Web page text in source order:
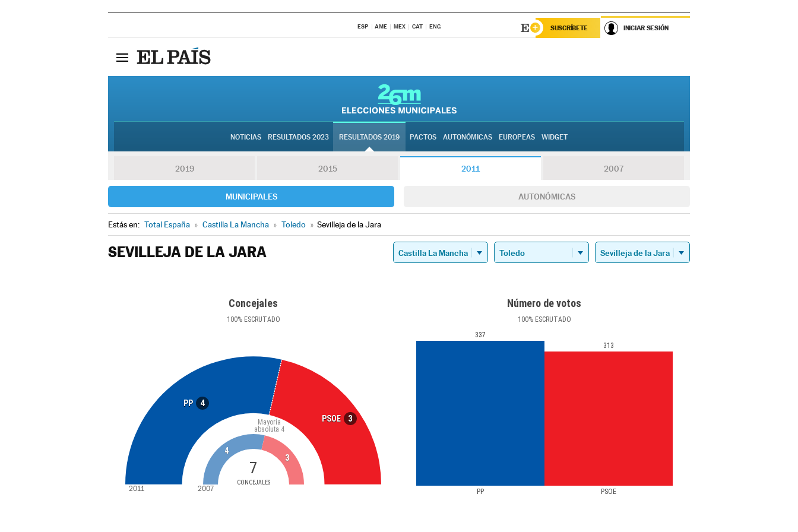
ESP AME MEX CAT ENG SUSCRÍBETE INICIAR SESIÓN
NOTICIAS RESULTADOS 2023 RESULTADOS 2019 PACTOS AUTONÓMICAS EUROPEAS WIDGET
2019 2015 2011 2007
MUNICIPALES AUTONÓMICAS
Estás en: Total España » Castilla La Mancha » Toledo » Sevilleja de la Jara
SEVILLEJA DE LA JARA
Concejales
100%ESCRUTADO
PP 4
PSOE 3
7
CONCEJALES
Mayoría
absoluta 4
4
3
2011 2007
Número de votos
100%ESCRUTADO
PP PSOE
337
313